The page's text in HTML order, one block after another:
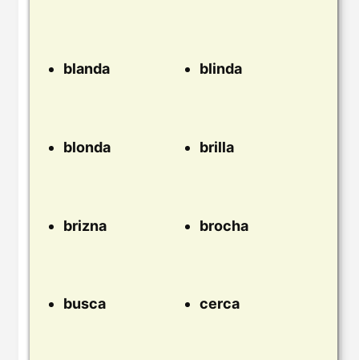
blanda blinda
blonda brilla
brizna brocha
busca cerca